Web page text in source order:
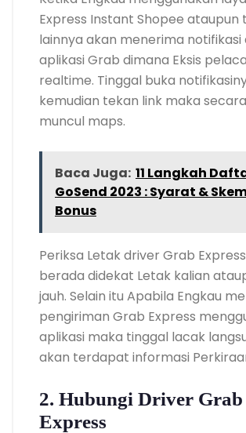
Express Instant Shopee ataupun
lainnya akan menerima notifikasi
aplikasi Grab dimana Eksis
realtime. Tinggal buka
kemudian tekan link maka
muncul maps.
Baca Juga: 11 Langkah
GoSend 2023 : Syarat &
Bonus
Periksa Letak driver Grab
berada didekat Letak kalian
jauh. Selain itu Apabila Engkau
pengiriman Grab Express
aplikasi maka tinggal lacak
akan terdapat informasi
2. Hubungi Driver Grab
Express